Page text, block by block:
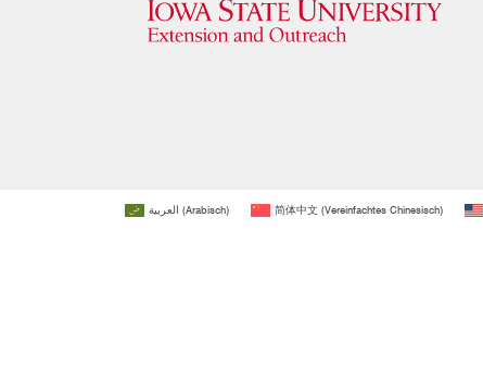
العربية (Arabisch) 简体中文 (Vereinfachtes Chinesisch)